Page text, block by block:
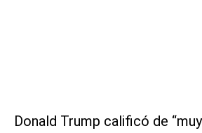
Donald Trump calificó de